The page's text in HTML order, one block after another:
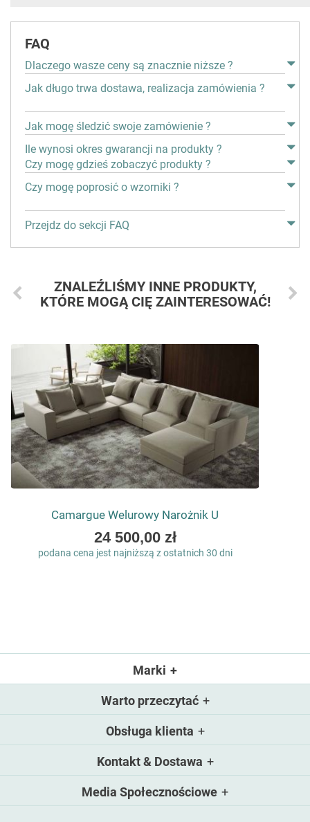
FAQ
Dlaczego wasze ceny są znacznie niższe ?
Jak długo trwa dostawa, realizacja zamówienia ?
Jak mogę śledzić swoje zamówienie ?
Ile wynosi okres gwarancji na produkty ?
Czy mogę gdzieś zobaczyć produkty ?
Czy mogę poprosić o wzorniki ?
Przejdz do sekcji FAQ
ZNALEŹLIŚMY INNE PRODUKTY,
KTÓRE MOGĄ CIĘ ZAINTERESOWAĆ!
Camargue Welurowy Narożnik U
As
low
24 500,00 zł
podana cena jest najniższą z ostatnich 30 dni
Marki
Warto przeczytać
Obsługa klienta
Kontakt & Dostawa
Media Społecznościowe